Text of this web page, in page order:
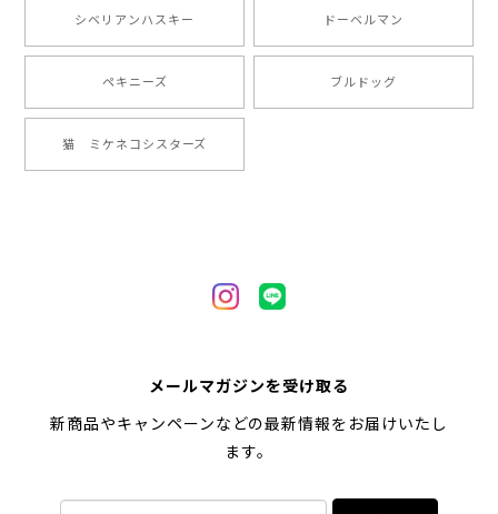
2024/05/22
2024/05/04
【 柴犬 毛色3色】マグカップ お家用 プレゼント コーギーブラザーズ 犬 うちの子
シベリアンハスキー ドーベルマン
ペキニーズ ブルドッグ
猫 ミケネコシスターズ
メールマガジンを受け取る
新商品やキャンペーンなどの最新情報をお届けいたし
ます。